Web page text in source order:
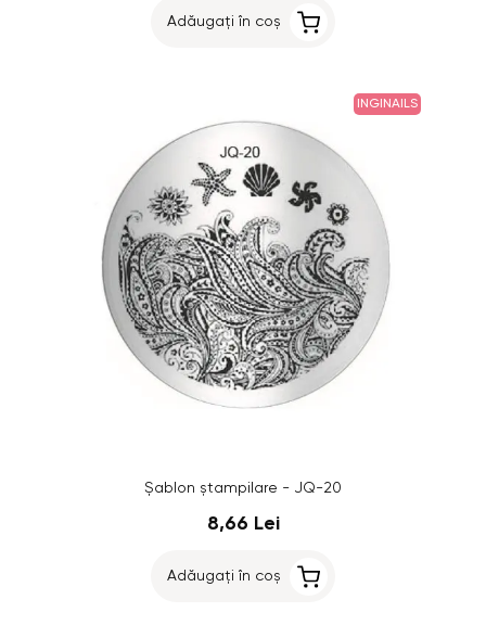
Adăugați în coș
INGINAILS
Șablon ștampilare - JQ-20
8,66 Lei
Adăugați în coș